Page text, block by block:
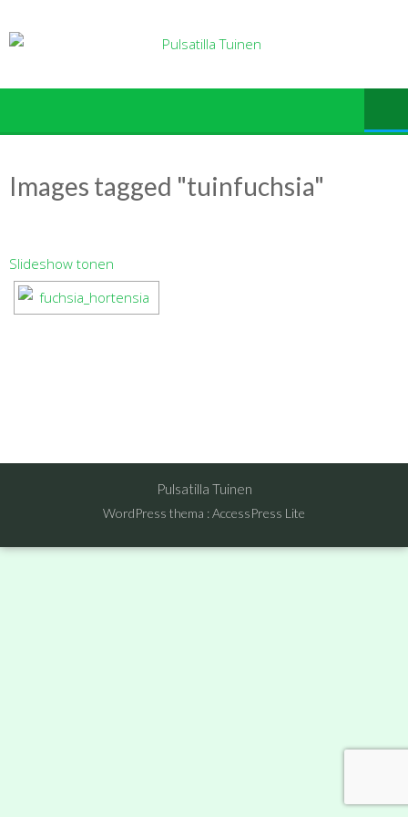
naar
inhoud
Images tagged "tuinfuchsia"
Slideshow tonen
Pulsatilla Tuinen
WordPress thema :AccessPress Lite